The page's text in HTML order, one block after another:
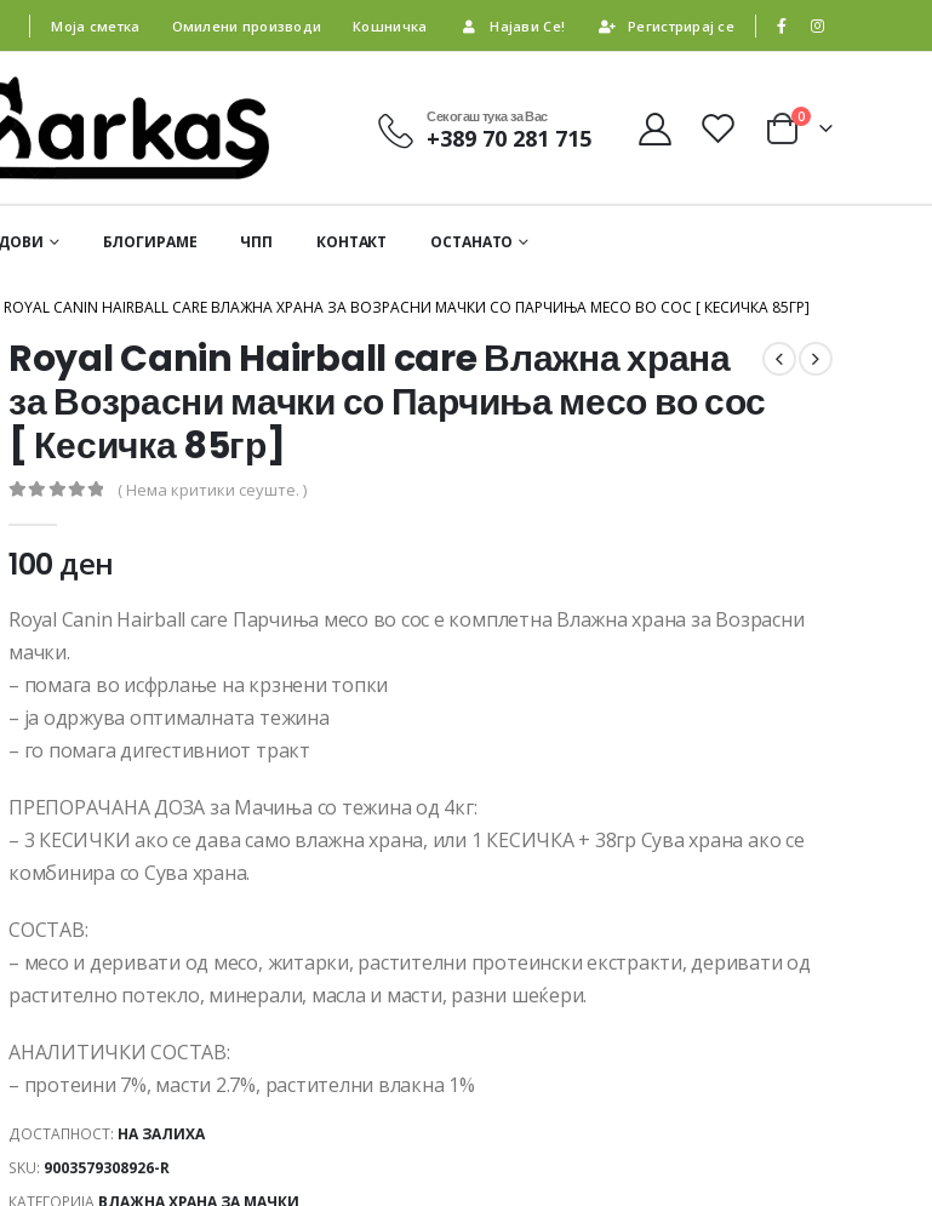
Моја сметка Омилени производи Кошничка Најави Се! Регистрирај се
Секогаш тука за Вас
+389 70 281 715
0
БЛОГИРАМЕ ЧПП КОНТАКТ ОСТАНАТО
ROYAL CANIN HAIRBALL CARE ВЛАЖНА ХРАНА ЗА ВОЗРАСНИ МАЧКИ СО ПАРЧИЊА МЕСО ВО СОС [ КЕСИЧКА 85ГР]
Royal Canin Hairball care Влажна храна
за Возрасни мачки со Парчиња месо во сос
[ Кесичка 85гр]
( Нема критики сеуште. )
100 ден
Royal Canin Hairball care Парчиња месо во сос е комплетна Влажна храна за Возрасни
мачки.
– помага во исфрлање на крзнени топки
– ја одржува оптималната тежина
– го помага дигестивниот тракт
ПРЕПОРАЧАНА ДОЗА за Мачиња со тежина од 4кг:
– 3 КЕСИЧКИ ако се дава само влажна храна, или 1 КЕСИЧКА + 38гр Сува храна ако се
комбинира со Сува храна.
СОСТАВ:
– месо и деривати од месо, житарки, растителни протеински екстракти, деривати од
растително потекло, минерали, масла и масти, разни шеќери.
АНАЛИТИЧКИ СОСТАВ:
– протеини 7%, масти 2.7%, растителни влакна 1%
ДОСТАПНОСТ: НА ЗАЛИХА
SKU: 9003579308926-R
КАТЕГОРИЈА ВЛАЖНА ХРАНА ЗА МАЧКИ